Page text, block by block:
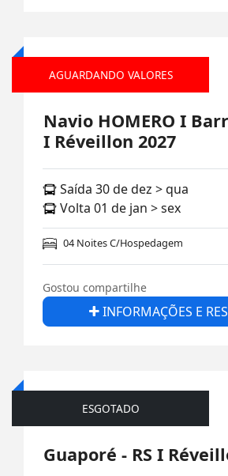
AGUARDANDO VALORES
Rodoviário
Navio HOMERO I
I Réveillon 2027
Saída 30 de dez > qua
Volta 01 de jan > sex
04 Noites C/Hospedagem
Gostou compartilhe
INFORMAÇÕES E
ESGOTADO
Aéreo nacional
Guaporé - RS I